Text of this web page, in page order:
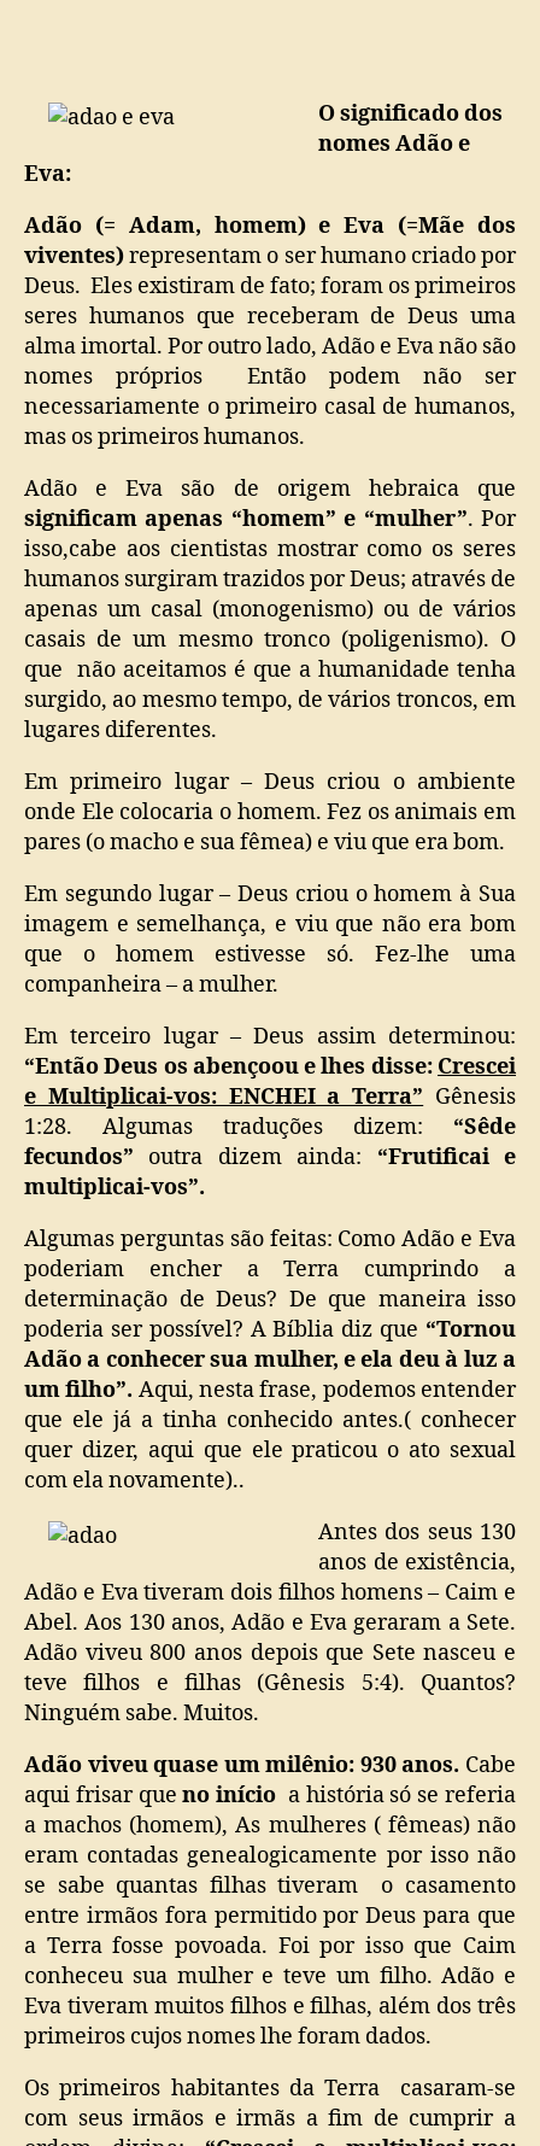
“Raça
Humana”
O significado dos
nomes Adão e
Eva:
Adão (= Adam, homem) e Eva (=Mãe dos
viventes)representam o ser humano criado por
Deus. Eles existiram de fato; foram os primeiros
seres humanos que receberam de Deus uma
alma imortal. Por outro lado, Adão e Eva não são
nomes próprios Então podem não ser
necessariamente o primeiro casal de humanos,
mas os primeiros humanos.
Adão e Eva são de origem hebraica que
significam apenas “homem” e “mulher”. Por
isso,cabe aos cientistas mostrar como os seres
humanos surgiram trazidos por Deus; através de
apenas um casal (monogenismo) ou de vários
casais de um mesmo tronco (poligenismo). O
que não aceitamos é que a humanidade tenha
surgido, ao mesmo tempo, de vários troncos, em
lugares diferentes.
Em primeiro lugar – Deus criou o ambiente
onde Ele colocaria o homem. Fez os animais em
pares (o macho e sua fêmea) e viu que era bom.
Em segundo lugar – Deus criou o homem à Sua
imagem e semelhança, e viu que não era bom
que o homem estivesse só. Fez-lhe uma
companheira – a mulher.
Em terceiro lugar – Deus assim determinou:
“Então Deus os abençoou e lhes disse: Crescei
e Multiplicai-vos: ENCHEI a Terra” Gênesis
1:28. Algumas traduções dizem: “Sêde
fecundos” outra dizem ainda: “Frutificai e
multiplicai-vos”.
Algumas perguntas são feitas: Como Adão e Eva
poderiam encher a Terra cumprindo a
determinação de Deus? De que maneira isso
poderia ser possível? A Bíblia diz que “Tornou
Adão a conhecer sua mulher, e ela deu à luz a
um filho”. Aqui, nesta frase, podemos entender
que ele já a tinha conhecido antes.( conhecer
quer dizer, aqui que ele praticou o ato sexual
com ela novamente)..
Antes dos seus 130
anos de existência,
Adão e Eva tiveram dois filhos homens – Caim e
Abel. Aos 130 anos, Adão e Eva geraram a Sete.
Adão viveu 800 anos depois que Sete nasceu e
teve filhos e filhas (Gênesis 5:4). Quantos?
Ninguém sabe. Muitos.
Adão viveu quase um milênio: 930 anos. Cabe
aqui frisar que no início a história só se referia
a machos (homem), As mulheres ( fêmeas) não
eram contadas genealogicamente por isso não
se sabe quantas filhas tiveram o casamento
entre irmãos fora permitido por Deus para que
a Terra fosse povoada. Foi por isso que Caim
conheceu sua mulher e teve um filho. Adão e
Eva tiveram muitos filhos e filhas, além dos três
primeiros cujos nomes lhe foram dados.
Os primeiros habitantes da Terra casaram-se
com seus irmãos e irmãs a fim de cumprir a